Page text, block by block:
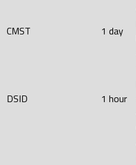
CMST 1 day
DSID 1 hour